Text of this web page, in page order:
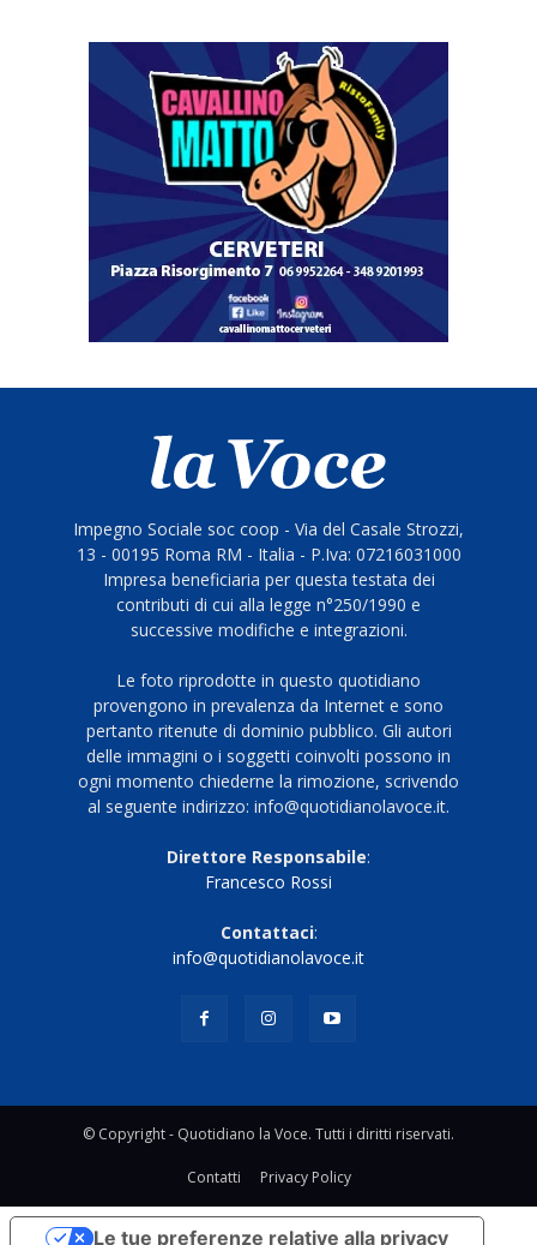
Impegno Sociale soc coop - Via del Casale Strozzi,
13 - 00195 Roma RM - Italia - P.Iva: 07216031000
Impresa beneficiaria per questa testata dei
contributi di cui alla legge n°250/1990 e
successive modifiche e integrazioni.
Le foto riprodotte in questo quotidiano
provengono in prevalenza da Internet e sono
pertanto ritenute di dominio pubblico. Gli autori
delle immagini o i soggetti coinvolti possono in
ogni momento chiederne la rimozione, scrivendo
al seguente indirizzo: info@quotidianolavoce.it.
Direttore Responsabile:
Francesco Rossi
Contattaci:
info@quotidianolavoce.it
© Copyright - Quotidiano la Voce. Tutti i diritti riservati.
Contatti Privacy Policy
Le tue preferenze relative alla privacy